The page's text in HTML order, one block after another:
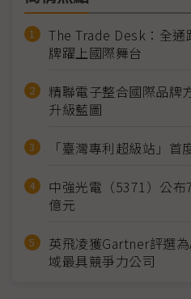
The Trade Desk：全通
牌躍上國際舞台
精聯電子整合國際品牌
升級藍圖
「臺灣專利超級站」
中強光電（5371）公
億元
英飛凌獲Gartner評選
域最具競爭力公司